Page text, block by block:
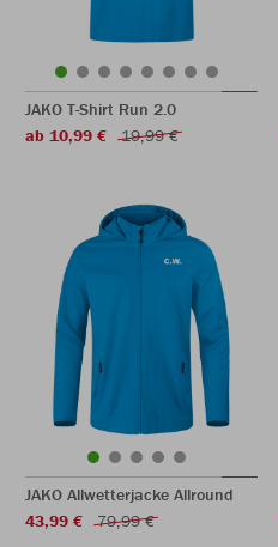
JAKO T-Shirt Run 2.0
ab 10,99 €
19,99 €
JAKO Allwetterjacke Allround
43,99 €
79,99 €